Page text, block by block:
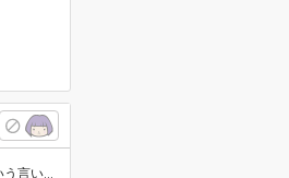
せんが…